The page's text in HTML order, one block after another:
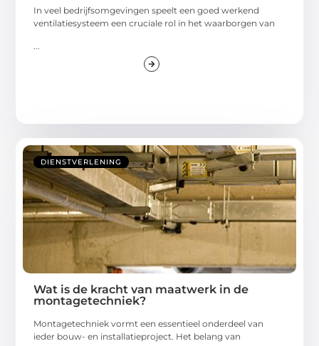
In veel bedrijfsomgevingen speelt een goed werkend
ventilatiesysteem een cruciale rol in het waarborgen van
DIENSTVERLENING
Wat is de kracht van maatwerk in de
montagetechniek?
Montagetechniek vormt een essentieel onderdeel van
ieder bouw- en installatieproject. Het belang van